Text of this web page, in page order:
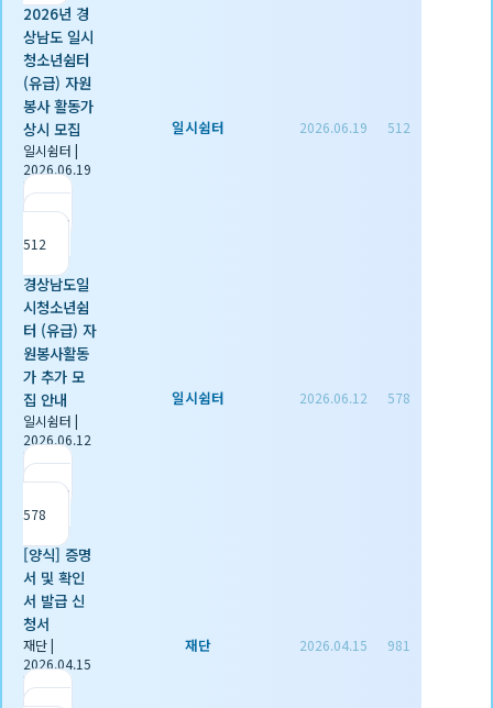
2026년 경
상남도 일시
청소년쉼터
(유급) 자원
봉사 활동가
상시 모집
일시쉼터 |
2026.06.19
|
조회
512
일시쉼터 2026.06.19 512
경상남도일
시청소년쉼
터 (유급) 자
원봉사활동
가 추가 모
집 안내
일시쉼터 |
2026.06.12
|
조회
578
일시쉼터 2026.06.12 578
[양식] 증명
서 및 확인
서 발급 신
청서
재단|
2026.04.15
|
재단 2026.04.15 981